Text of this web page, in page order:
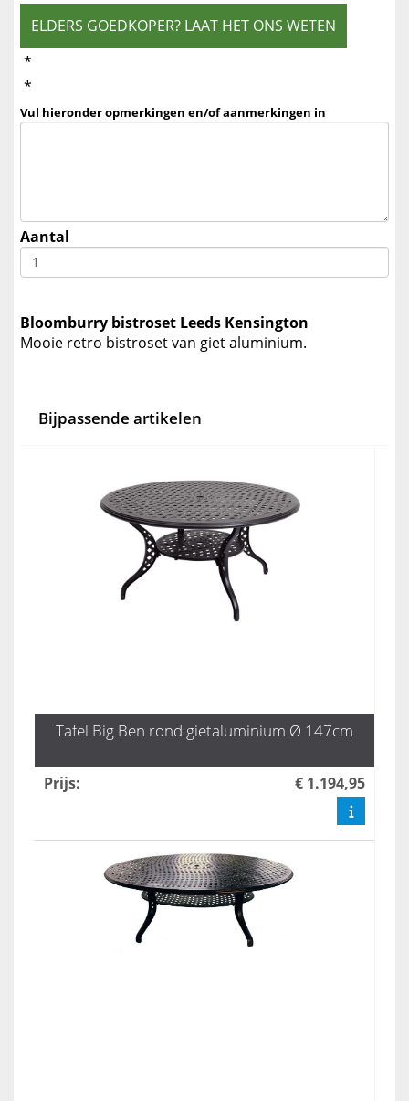
ELDERS GOEDKOPER? LAAT HET ONS WETEN
*
*
Vul hieronder opmerkingen en/of aanmerkingen in
Aantal
Bloomburry bistroset Leeds Kensington
Mooie retro bistroset van giet aluminium.
Bijpassende artikelen
Tafel Big Ben rond gietaluminium Ø 147cm
Prijs: € 1.194,95